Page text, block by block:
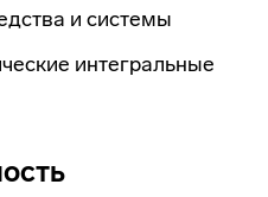
и системы
интегральные